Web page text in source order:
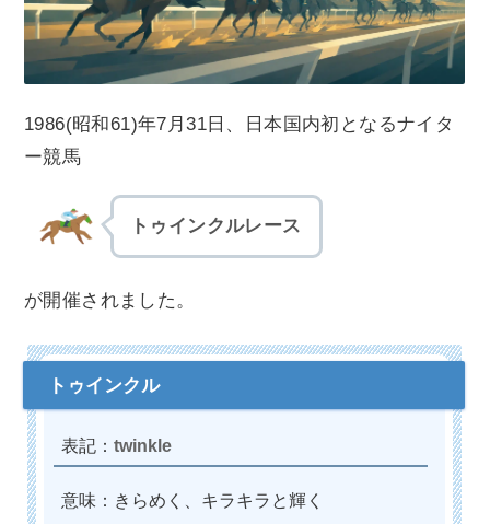
1986(昭和61)年7月31日、日本国内初となるナイタ
ー競馬
トゥインクルレース
が開催されました。
twinkle
意味：きらめく、キラキラと輝く